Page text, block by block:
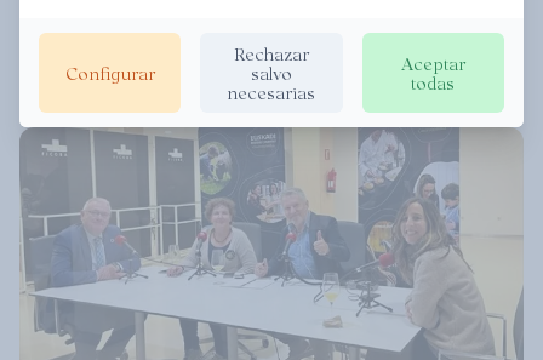
Configurar
Rechazar
salvo
necesarias
Aceptar
todas